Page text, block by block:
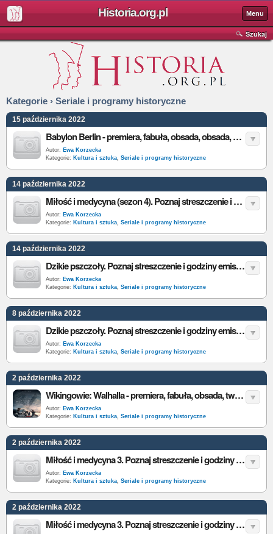
Historia.org.pl Menu
Szukaj
Kategorie › Seriale i programy historyczne
15 października 2022
Babylon Berlin - premiera, fabuła, obsada, obsada, zwiastun, ile odcinków. Wszystko, co wiemy o serialu HBO
Autor: Ewa Korzecka
Kategorie: Kultura i sztuka, Seriale i programy historyczne
14 października 2022
Miłość i medycyna (sezon 4). Poznaj streszczenie i godziny emisji odcinków 21-24 serialu historycznego w TVP
Autor: Ewa Korzecka
Kategorie: Kultura i sztuka, Seriale i programy historyczne
14 października 2022
Dzikie pszczoły. Poznaj streszczenie i godziny emisji odcinków 361-370 kostiumowej telenoweli w TVP
Autor: Ewa Korzecka
Kategorie: Kultura i sztuka, Seriale i programy historyczne
8 października 2022
Dzikie pszczoły. Poznaj streszczenie i godziny emisji odcinków 351-360 kostiumowej telenoweli w TVP
Autor: Ewa Korzecka
Kategorie: Kultura i sztuka, Seriale i programy historyczne
2 października 2022
Wikingowie: Walhalla - premiera, fabuła, obsada, twórcy, zwiastun, ile odcinków. Wszystko, co wiemy o serialu Netflix
Autor: Ewa Korzecka
Kategorie: Kultura i sztuka, Seriale i programy historyczne
2 października 2022
Miłość i medycyna 3. Poznaj streszczenie i godziny emisji odcinków 16-20 serialu historycznego w TVP
Autor: Ewa Korzecka
Kategorie: Kultura i sztuka, Seriale i programy historyczne
2 października 2022
Miłość i medycyna 3. Poznaj streszczenie i godziny emisji odcinków 13-15 serialu historycznego w TVP